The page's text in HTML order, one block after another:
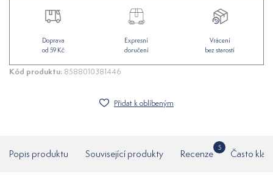
Doprava
od 59 Kč
Expresní
doručení
Vrácení
bez starostí
Kód produktu: 8588010381446
Přidat k oblíbeným
Popis produktu Související produkty Recenze
5
Často